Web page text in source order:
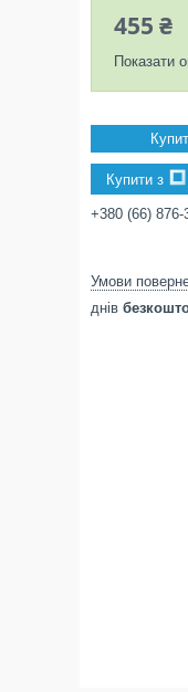
455 ₴
Показати
Купити з
+380 (66) 876-
днів